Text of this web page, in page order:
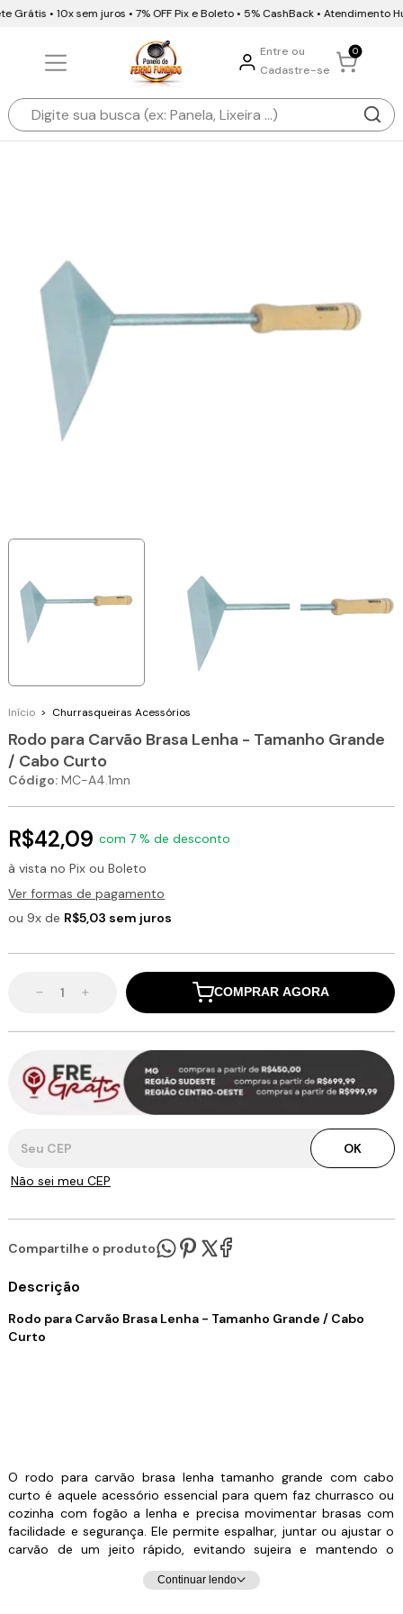
• 10x sem juros • 7% OFF Pix e Boleto • 5% CashBack • Atendimento
Entre ou
Cadastre-se
0
Início > Churrasqueiras Acessórios
Rodo para Carvão Brasa Lenha - Tamanho Grande
/ Cabo Curto
Código: MC-A4.1mn
R$42,09 com 7 % de desconto
à vista no Pix ou Boleto
Ver formas de pagamento
ou 9x de R$5,03 sem juros
COMPRAR AGORA
OK
Não sei meu CEP
Compartilhe o produto:
Descrição
Rodo para Carvão Brasa Lenha - Tamanho Grande / Cabo
Curto
O rodo para carvão brasa lenha tamanho grande com cabo
curto é aquele acessório essencial para quem faz churrasco ou
cozinha com fogão a lenha e precisa movimentar brasas com
facilidade e segurança. Ele permite espalhar, juntar ou ajustar o
carvão de um jeito rápido, evitando sujeira e mantendo o
controle total da intensidade do fogo. Feito em material
resistente ao calor, é super prático e pode ser utilizado tanto
Continuar lendo